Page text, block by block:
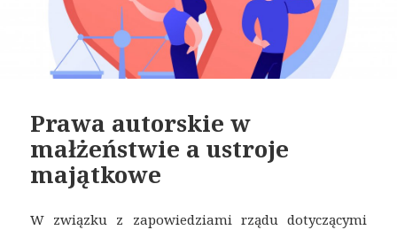
Prawa autorskie w
małżeństwie a ustroje
majątkowe
W związku z zapowiedziami rządu dotyczącymi